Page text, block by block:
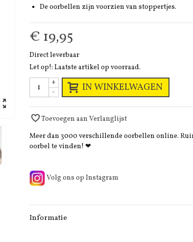
De oorbellen zijn voorzien van stoppertjes.
€ 19,95
Direct leverbaar
Let op!: Laatste artikel op voorraad.
-
+ IN WINKELWAGEN
Toevoegen aan Verlanglijst
Meer dan 3000 verschillende oorbellen online.
oorbel te vinden! ❤
Volg ons op Instagram
Informatie